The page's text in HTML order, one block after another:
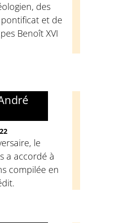
des
et de
Benoît XVI
le
a accordé à
compilée en